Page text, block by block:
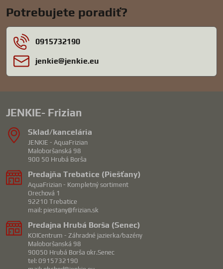
Potrebujete poradiť?
0915732190
jenkie​@jenkie​.eu
JENKIE- Frizian
Sklad/kancelária
JENKIE - AquaFrizian
Maloboršanská 98
900 50 Hrubá Borša
Predajňa Trebatice (Piešťany)
AquaFrizian - Kompletný sortiment
Orechová 1
92210 Trebatice
mail: piestany@frizian.sk
Predajna Hrubá Borša (Senec)
KOICentrum - Záhradné jazierka/bazény
Maloboršanská 98
90050 Hrubá Borša okr.Senec
tel: 0915732190